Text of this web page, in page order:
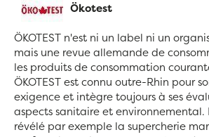
Ökotest
ÖKOTEST n'est ni un label ni un
mais une revue allemande de
les produits de consommation
ÖKOTEST est connu outre-Rhin pour
exigence et intègre toujours à ses
aspects sanitaire et environnemental.
révélé par exemple la supercherie